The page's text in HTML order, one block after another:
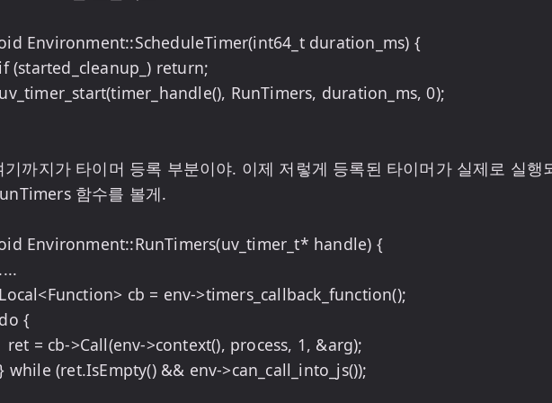
Environment::ScheduleTimer(int64_t duration_ms) {
기까지가 타이머 등록 부분이야. 이제 저렇게 등록된 타이머가 실제로 실행
함수를 볼게.
Environment::RunTimers(uv_timer_t* handle) {